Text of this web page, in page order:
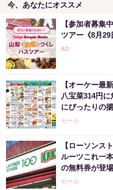
今、あなたにオススメ
【参加者募集
ツアー《8月29
【オーケー最
八宝菜314円
にぴったりの
セール
【ローソンス
ルーツこれ一
の無料券が登
どのお得企画
セール